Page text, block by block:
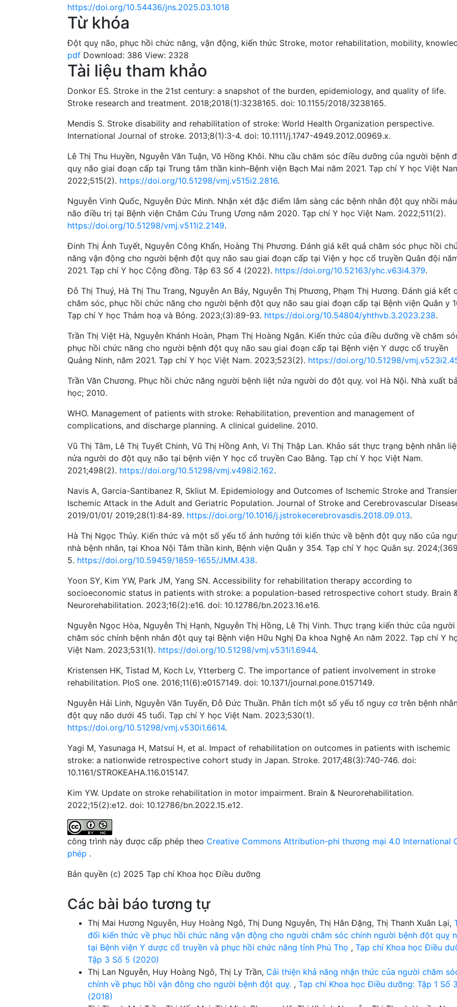
https://doi.org/10.54436/jns.2025.03.1018
Từ khóa
Đột quỵ não, phục hồi chức năng, vận động, kiến thức Stroke, motor rehabilitation, mobility,
pdf Download: 386 View: 2328
Tài liệu tham khảo
Donkor ES. Stroke in the 21st century: a snapshot of the burden, epidemiology, and quality of life.
Stroke research and treatment. 2018;2018(1):3238165. doi: 10.1155/2018/3238165.
Mendis S. Stroke disability and rehabilitation of stroke: World Health Organization perspective.
International Journal of stroke. 2013;8(1):3-4. doi: 10.1111/j.1747-4949.2012.00969.x.
Lê Thị Thu Huyền, Nguyễn Văn Tuận, Võ Hồng Khôi. Nhu cầu chăm sóc điều dưỡng của người bệnh
quỵ não giai đoạn cấp tại Trung tâm thần kinh–Bệnh viện Bạch Mai năm 2021. Tạp chí Y học Việt
2022;515(2). https://doi.org/10.51298/vmj.v515i2.2816.
Nguyễn Vinh Quốc, Nguyễn Đức Minh. Nhận xét đặc điểm lâm sàng các bệnh nhân đột quỵ nhồi máu
não điều trị tại Bệnh viện Châm Cứu Trung Ương năm 2020. Tạp chí Y học Việt Nam. 2022;511(2).
https://doi.org/10.51298/vmj.v511i2.2149.
Đinh Thị Ánh Tuyết, Nguyễn Công Khẩn, Hoàng Thị Phương. Đánh giá kết quả chăm sóc phục hồi
năng vận động cho người bệnh đột quỵ não sau giai đoạn cấp tại Viện y học cổ truyền Quân đội
2021. Tạp chí Y học Cộng đồng. Tập 63 Số 4 (2022). https://doi.org/10.52163/yhc.v63i4.379.
Đỗ Thị Thuý, Hà Thị Thu Trang, Nguyễn An Bảy, Nguyễn Thị Phương, Phạm Thị Hương. Đánh giá kết
chăm sóc, phục hồi chức năng cho người bệnh đột quỵ não sau giai đoạn cấp tại Bệnh viện Quân y
Tạp chí Y học Thảm hoạ và Bỏng. 2023;(3):89-93. https://doi.org/10.54804/yhthvb.3.2023.238.
Trần Thị Việt Hà, Nguyễn Khánh Hoàn, Phạm Thị Hoàng Ngân. Kiến thức của điều dưỡng về chăm
phục hồi chức năng cho người bệnh đột quỵ não sau giai đoạn cấp tại Bệnh viện Y dược cổ truyền
Quảng Ninh, năm 2021. Tạp chí Y học Việt Nam. 2023;523(2). https://doi.org/10.51298/
Trần Văn Chương. Phục hồi chức năng người bệnh liệt nửa người do đột quỵ. vol Hà Nội. Nhà xuất
học; 2010.
WHO. Management of patients with stroke: Rehabilitation, prevention and management of
complications, and discharge planning. A clinical guideline. 2010.
Vũ Thị Tâm, Lê Thị Tuyết Chinh, Vũ Thị Hồng Anh, Vi Thị Thập Lan. Khảo sát thực trạng bệnh nhân
nửa người do đột quỵ não tại bệnh viện Y học cổ truyền Cao Bằng. Tạp chí Y học Việt Nam.
2021;498(2). https://doi.org/10.51298/vmj.v498i2.162.
Navis A, Garcia-Santibanez R, Skliut M. Epidemiology and Outcomes of Ischemic Stroke and
Ischemic Attack in the Adult and Geriatric Population. Journal of Stroke and Cerebrovascular
2019/01/01/ 2019;28(1):84-89. https://doi.org/10.1016/j.jstrokecerebrovasdis.2018.09.013.
Hà Thị Ngọc Thủy. Kiến thức và một số yếu tố ảnh hưởng tới kiến thức về bệnh đột quỵ não của
nhà bệnh nhân, tại Khoa Nội Tâm thần kinh, Bệnh viện Quân y 354. Tạp chí Y học Quân sự.
5. https://doi.org/10.59459/1859-1655/JMM.438.
Yoon SY, Kim YW, Park JM, Yang SN. Accessibility for rehabilitation therapy according to
socioeconomic status in patients with stroke: a population-based retrospective cohort study. Brain
Neurorehabilitation. 2023;16(2):e16. doi: 10.12786/bn.2023.16.e16.
Nguyễn Ngọc Hòa, Nguyễn Thị Hạnh, Nguyễn Thị Hồng, Lê Thị Vinh. Thực trạng kiến thức của người
chăm sóc chính bệnh nhân đột quỵ tại Bệnh viện Hữu Nghị Đa khoa Nghệ An năm 2022. Tạp chí Y
Việt Nam. 2023;531(1). https://doi.org/10.51298/vmj.v531i1.6944.
Kristensen HK, Tistad M, Koch Lv, Ytterberg C. The importance of patient involvement in stroke
rehabilitation. PloS one. 2016;11(6):e0157149. doi: 10.1371/journal.pone.0157149.
Nguyễn Hải Linh, Nguyễn Văn Tuyến, Đỗ Đức Thuần. Phân tích một số yếu tố nguy cơ trên bệnh
đột quỵ não dưới 45 tuổi. Tạp chí Y học Việt Nam. 2023;530(1).
https://doi.org/10.51298/vmj.v530i1.6614.
Yagi M, Yasunaga H, Matsui H, et al. Impact of rehabilitation on outcomes in patients with ischemic
stroke: a nationwide retrospective cohort study in Japan. Stroke. 2017;48(3):740-746. doi:
10.1161/STROKEAHA.116.015147.
Kim YW. Update on stroke rehabilitation in motor impairment. Brain & Neurorehabilitation.
2022;15(2):e12. doi: 10.12786/bn.2022.15.e12.
công trình này được cấp phép theo Creative Commons Attribution-phi thương mại 4.0 International
phép .
Bản quyền (c) 2025 Tạp chí Khoa học Điều dưỡng
Các bài báo tương tự
Thị Mai Hương Nguyễn, Huy Hoàng Ngô, Thị Dung Nguyễn, Thị Hân Đặng, Thị Thanh Xuân Lại,
đổi kiến thức về phục hồi chức năng vận động cho người chăm sóc chính người bệnh đột quỵ
tại Bệnh viện Y dược cổ truyền và phục hồi chức năng tỉnh Phú Thọ , Tạp chí Khoa học Điều
Tập 3 Số 5 (2020)
Thị Lan Nguyễn, Huy Hoàng Ngô, Thị Ly Trần, Cải thiện khả năng nhận thức của người chăm
chính về phục hồi vận đông cho người bệnh đột quỵ. , Tạp chí Khoa học Điều dưỡng: Tập 1 Số 3
(2018)